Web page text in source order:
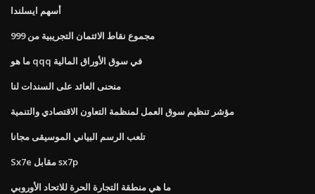
أسهم ايسلندا
مجموع نقاط الائتمان التجريبية من 999
ما هو qqq في سوق الأوراق المالية
منحنى العائد على السندات لنا
مؤشر تنظيم سوق العمل لمنظمة التعاون الاقتصادي والتنمية
تلعب الرسم البياني الموسيقى مجانا
Sx7e مقابل sx7p
ما هي منطقة التجارة الحرة للاتحاد الأوروبي